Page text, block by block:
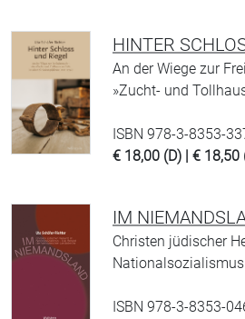
HINTER
An der Wiege zur
»Zucht- und
ISBN 978-3-8353-
€ 18,00 (D) | € 18,50
IM
Christen jüdischer
ISBN 978-3-8353-